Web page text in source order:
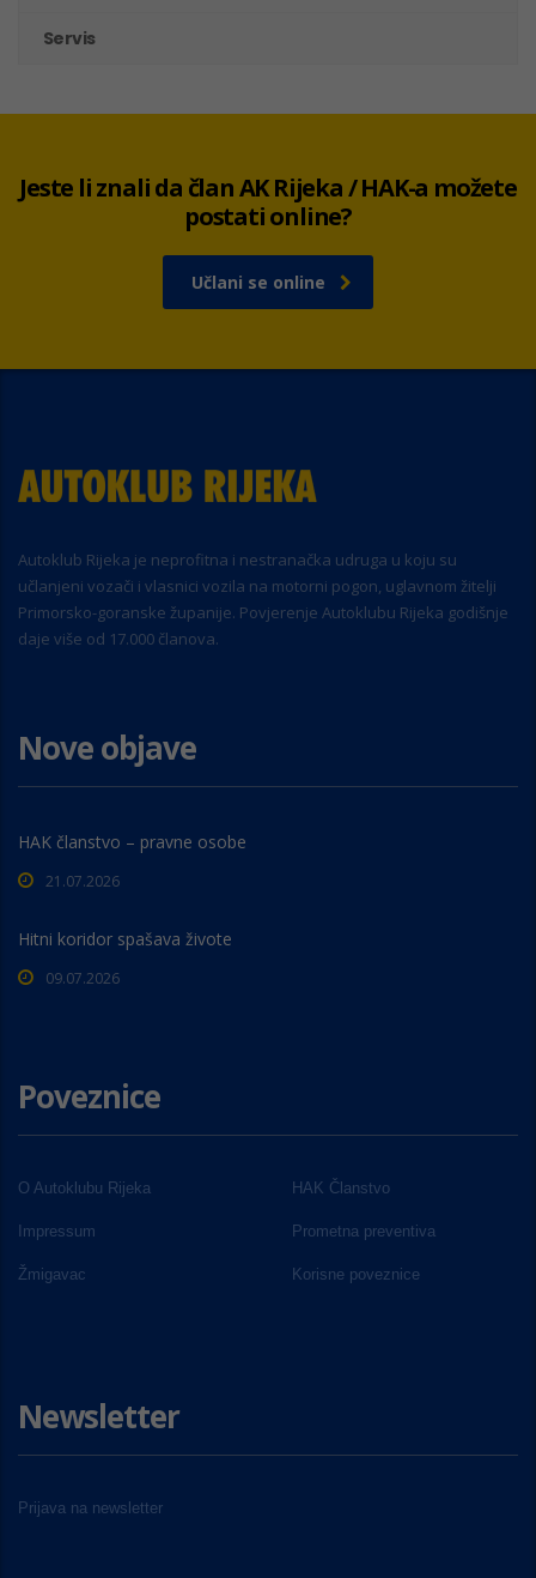
Servis
Jeste li znali da član AK Rijeka / HAK-a možete
postati online?
Učlani se online
Autoklub Rijeka je neprofitna i nestranačka udruga u koju su
učlanjeni vozači i vlasnici vozila na motorni pogon, uglavnom žitelji
Primorsko-goranske županije. Povjerenje Autoklubu Rijeka godišnje
daje više od 17.000 članova.
Nove objave
HAK članstvo – pravne osobe
21.07.2026
Hitni koridor spašava živote
09.07.2026
Poveznice
O Autoklubu Rijeka HAK Članstvo
Impressum Prometna preventiva
Žmigavac Korisne poveznice
Newsletter
Prijava na newsletter